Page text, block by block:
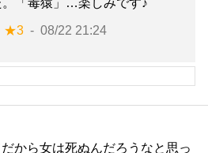
。「毒猿」…楽しみです♪
★3 08/22 21:24
から女は死ぬんだろうなと思っ